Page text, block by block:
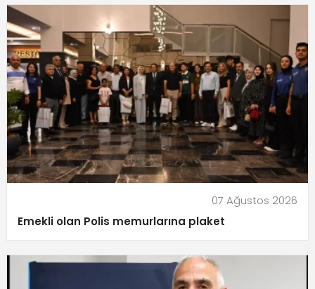
07 Ağustos 2026
Emekli olan Polis memurlarına plaket